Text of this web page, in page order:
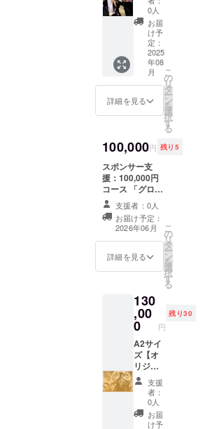
せて頂
きます
420×29
7 mm・
MDF5.5
ｍｍ
龍garo
があな
たの街
に会い
に行き
ます チ
ケット
88,000
円※交通
費込み
（本
『内
容』 ・
雅龍
garoが
あなた
直接訪
問
（2〜3
時間程
度） ・
話、も
のづく
りの相
談など
自由に
交流 ・
あなた
だけの
直筆ミ
ニ作品
or 名入
れアー
0人
お届
け予
定：
2025
年08
月
詳細を見る
こ
の
リ
タ
ー
ン
を
選
択
す
る
100,000円 残り5
スポンサー支
援：100,000円
コース 「グロー
バルアートスポ
ンサー枠 本プロ
ジェクトの海外
展開を応援いた
だける企業・個
人さま向けの特
パリ（ルーブル
美術館）や ドバ
イなど、世界へ
日本のアートを
届ける活動資金
として活用いた
します。 特典内
容： ・ルーブル
美術館（パリ）
およびドバイ展
示にて、企業ロ
ゴ or お名前をパ
支援者：0人
お届け予定：
2026年06月
詳細を見る
こ
の
リ
タ
ー
ン
を
選
択
す
る
130
,00
0 円
残り30
A2サイ
ズ【オ
リジナ
ルデザ
イン
レー
ザー彫
刻 】 月
支援
者：
0人
お届
け予